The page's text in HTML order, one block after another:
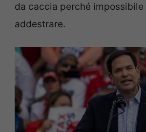
da caccia perché impossibile
addestrare.